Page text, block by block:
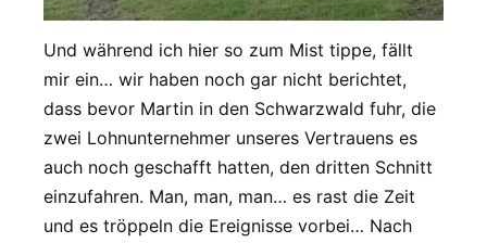
Und während ich hier so zum Mist tippe, fällt
mir ein… wir haben noch gar nicht berichtet,
dass bevor Martin in den Schwarzwald fuhr, die
zwei Lohnunternehmer unseres Vertrauens es
auch noch geschafft hatten, den dritten Schnitt
einzufahren. Man, man, man… es rast die Zeit
und es tröppeln die Ereignisse vorbei… Nach